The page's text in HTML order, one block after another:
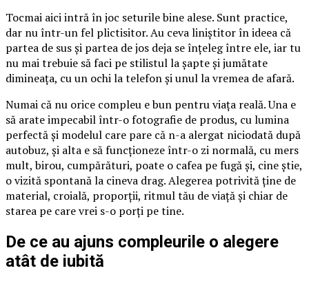
Tocmai aici intră în joc seturile bine alese. Sunt practice,
dar nu într-un fel plictisitor. Au ceva liniștitor în ideea că
partea de sus și partea de jos deja se înțeleg între ele, iar tu
nu mai trebuie să faci pe stilistul la șapte și jumătate
dimineața, cu un ochi la telefon și unul la vremea de afară.
Numai că nu orice compleu e bun pentru viața reală. Una e
să arate impecabil într-o fotografie de produs, cu lumina
perfectă și modelul care pare că n-a alergat niciodată după
autobuz, și alta e să funcționeze într-o zi normală, cu mers
mult, birou, cumpărături, poate o cafea pe fugă și, cine știe,
o vizită spontană la cineva drag. Alegerea potrivită ține de
material, croială, proporții, ritmul tău de viață și chiar de
starea pe care vrei s-o porți pe tine.
De ce au ajuns compleurile o alegere
atât de iubită